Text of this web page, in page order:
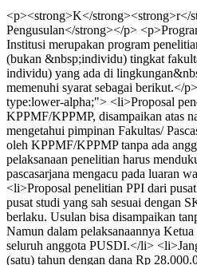
<p><strong>K</strong><strong>r</
Pengusulan</strong></p>
Institusi merupakan program
(bukan &nbsp;individu) tingkat
individu) yang ada di
memenuhi syarat sebagai berikut.</
type:lower-alpha;"> <li>Proposal
KPPMF/KPPMP, disampaikan atas
mengetahui pimpinan Fakultas/
oleh KPPMF/KPPMP tanpa ada
pelaksanaan penelitian harus
pascasarjana mengacu pada luaran
<li>Proposal penelitian PPI dari
pusat studi yang sah sesuai dengan
berlaku. Usulan bisa disampaikan
Namun dalam pelaksanaannya
seluruh anggota PUSDI.</li>
(satu) tahun dengan dana Rp